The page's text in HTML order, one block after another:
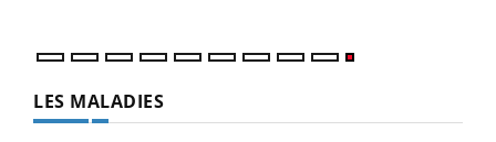
LES MALADIES